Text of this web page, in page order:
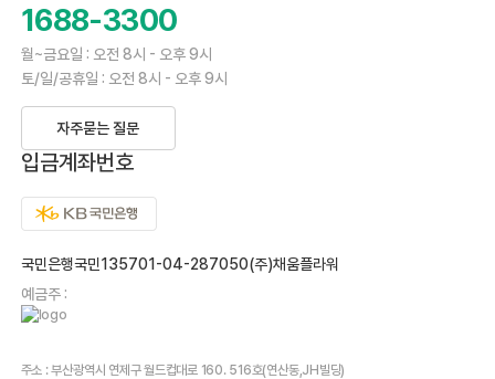
1688-3300
월~금요일 : 오전 8시 - 오후 9시
토/일/공휴일 : 오전 8시 - 오후 9시
자주묻는 질문
입금계좌번호
국민은행국민135701-04-287050(주)채움플라워
예금주 :
주소 : 부산광역시 연제구 월드컵대로 160. 516호(연산동,JH빌딩)